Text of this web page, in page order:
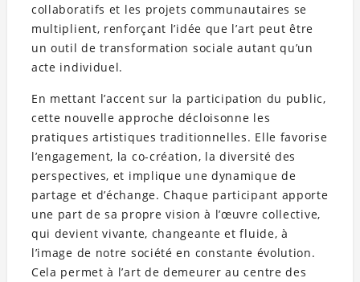
collaboratifs et les projets communautaires se
multiplient, renforçant l’idée que l’art peut être
un outil de transformation sociale autant qu’un
acte individuel.
En mettant l’accent sur la participation du public,
cette nouvelle approche décloisonne les
pratiques artistiques traditionnelles. Elle favorise
l’engagement, la co-création, la diversité des
perspectives, et implique une dynamique de
partage et d’échange. Chaque participant apporte
une part de sa propre vision à l’œuvre collective,
qui devient vivante, changeante et fluide, à
l’image de notre société en constante évolution.
Cela permet à l’art de demeurer au centre des